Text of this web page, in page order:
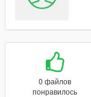
0 файлов
понравилось